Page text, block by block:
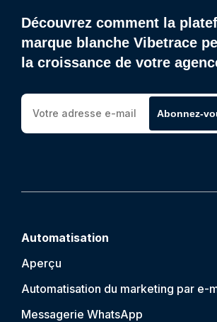
Découvrez comment la
marque blanche Vibetrace
la croissance de votre
Abonnez-
Automatisation
Aperçu
Automatisation du marketing par e-
Messagerie WhatsApp